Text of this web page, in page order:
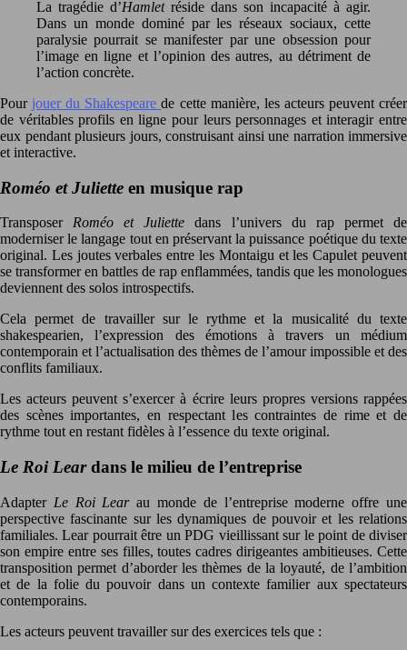
La tragédie d’Hamletréside dans son incapacité à agir.
Dans un monde dominé par les réseaux sociaux, cette
paralysie pourrait se manifester par une obsession pour
l’image en ligne et l’opinion des autres, au détriment de
l’action concrète.
Pour jouer du Shakespearede cette manière, les acteurs peuvent créer
de véritables profils en ligne pour leurs personnages et interagir entre
eux pendant plusieurs jours, construisant ainsi une narration immersive
et interactive.
Roméo et Juliette en musique rap
Transposer Roméo et Juliette dans l’univers du rap permet de
moderniser le langage tout en préservant la puissance poétique du texte
original. Les joutes verbales entre les Montaigu et les Capulet peuvent
se transformer en battles de rap enflammées, tandis que les monologues
deviennent des solos introspectifs.
Cela permet de travailler sur le rythme et la musicalité du texte
shakespearien, l’expression des émotions à travers un médium
contemporain et l’actualisation des thèmes de l’amour impossible et des
conflits familiaux.
Les acteurs peuvent s’exercer à écrire leurs propres versions rappées
des scènes importantes, en respectant les contraintes de rime et de
rythme tout en restant fidèles à l’essence du texte original.
Le Roi Leardans le milieu de l’entreprise
Adapter Le Roi Learau monde de l’entreprise moderne offre une
perspective fascinante sur les dynamiques de pouvoir et les relations
familiales. Lear pourrait être un PDG vieillissant sur le point de diviser
son empire entre ses filles, toutes cadres dirigeantes ambitieuses. Cette
transposition permet d’aborder les thèmes de la loyauté, de l’ambition
et de la folie du pouvoir dans un contexte familier aux spectateurs
contemporains.
Les acteurs peuvent travailler sur des exercices tels que :